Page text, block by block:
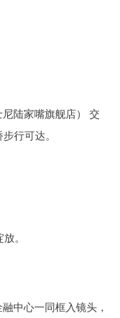
陆家嘴旗舰店） 交
行可达。
。
中心一同框入镜头，